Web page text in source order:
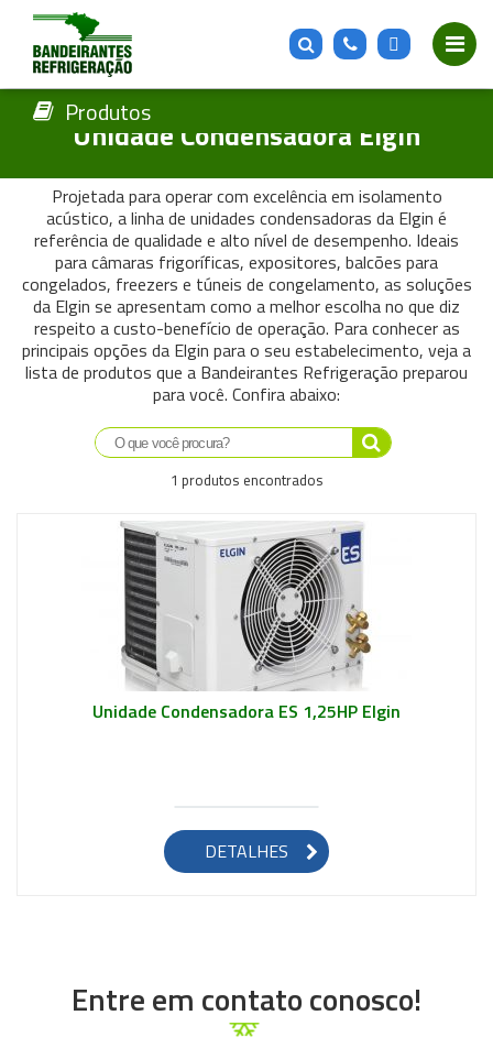
Unidade Condensadora Elgin
Produtos
Projetada para operar com excelência em isolamento
acústico, a linha de unidades condensadoras da Elgin é
referência de qualidade e alto nível de desempenho. Ideais
para câmaras frigoríficas, expositores, balcões para
congelados, freezers e túneis de congelamento, as soluções
da Elgin se apresentam como a melhor escolha no que diz
respeito a custo-benefício de operação. Para conhecer as
principais opções da Elgin para o seu estabelecimento, veja a
lista de produtos que a Bandeirantes Refrigeração preparou
para você. Confira abaixo:
1 produtos encontrados
Saiba mais
Unidade Condensadora ES 1,25HP Elgin
DETALHES
Entre em contato conosco!